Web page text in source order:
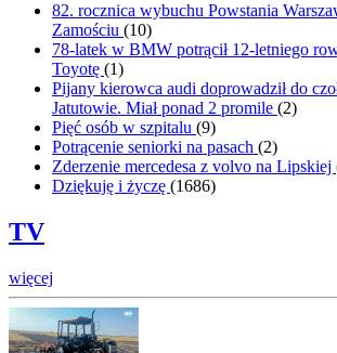
82. rocznica wybuchu Powstania
Zamościu (10)
78-latek w BMW potrącił 12-letniego
Toyotę (1)
Pijany kierowca audi doprowadził do
Jatutowie. Miał ponad 2 promile (2)
Pięć osób w szpitalu (9)
Potrącenie seniorki na pasach (2)
Zderzenie mercedesa z volvo na Lipskiej
Dziękuję i życzę (1686)
TV
więcej